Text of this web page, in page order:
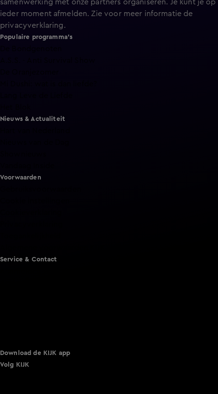
samenwerking met onze partners organiseren. Je kunt je op
ieder moment afmelden. Zie voor meer informatie de
privacyverklaring.
Populaire programma's
Nieuws & Actualiteit
Voorwaarden
Service & Contact
Download de KIJK app
Volg KIJK